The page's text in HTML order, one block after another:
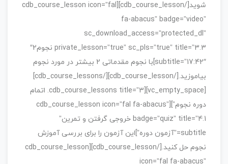
شوید[/cdb_course_lesson][cdb_course_lesson icon=”fal
fa-abacus” badge=”video”
sc_download_access=”protected_dl”
private_lesson=”true” sc_pls=”true” title=”3.3 نجوم2″
subtitle=”17:42″]با نجوم مقدماتی 2 بیشتر در مورد نجوم
بیاموزید.[/cdb_course_lesson][/cdb_course_lessons]
[vc_empty_space][cdb_course_lessons title=”3. اتمام
دوره نجوم”][cdb_course_lesson icon=”fal fa-abacus”
badge=”quiz” title=”4.1 خروجی گرفتن و تمرین”
subtitle=”آزمون دوره”]این آزمون را برای بررسی آموزش
نجوم حل کنید.[/cdb_course_lesson][cdb_course_lesson
icon=”fal fa-abacus”